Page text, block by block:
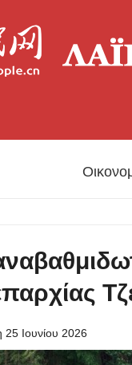
25 Ιουνίου 2026